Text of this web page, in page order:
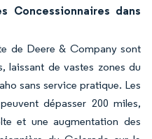
Concessionnaires dans
de Deere & Company sont
laissant de vastes zones du
sans service pratique. Les
dépasser 200 miles,
et une augmentation des